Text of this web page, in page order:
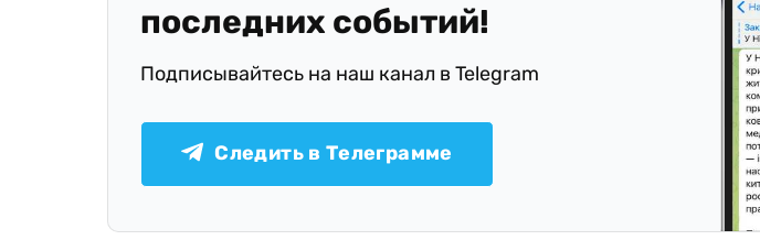
последних событий!
Подписывайтесь на наш канал в Telegram
Следить в Телеграмме